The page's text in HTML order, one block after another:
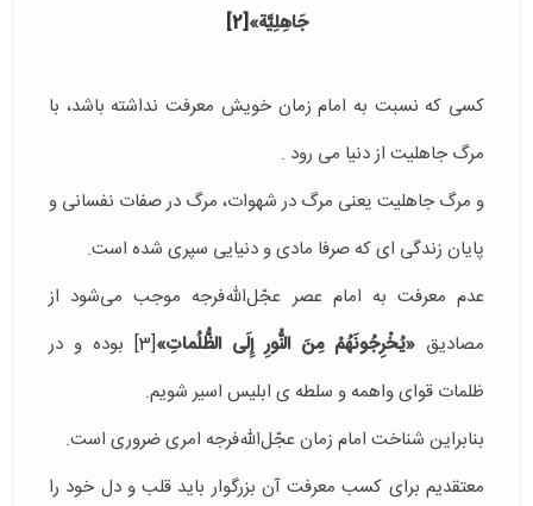
جَاهِلِيَّة»[2]
كسى كه نسبت به امام زمان خويش معرفت نداشته باشد، با
مرگ جاهليت از دنيا مى رود .
و مرگ جاهليت یعنی مرگ در شهوات، مرگ در صفات نفسانی و
پايان زندگى اى كه صرفا مادى و دنيايى سپرى شده است.
عدم معرفت به امام عصر عجّل‌الله‌فرجه موجب مى‌شود از
مصاديق «يُخْرِجُونَهُمْ مِنَ النُّورِ إِلَى الظُّلُماتِ»[3]
بوده و در
ظلمات قوای واهمه و سلطه ى ابلیس اسیر شويم.
بنابراين شناخت امام زمان عجّل‌الله‌فرجه امرى ضرورى است.
معتقديم براى كسب معرفت آن بزرگوار بايد قلب و دل خود را